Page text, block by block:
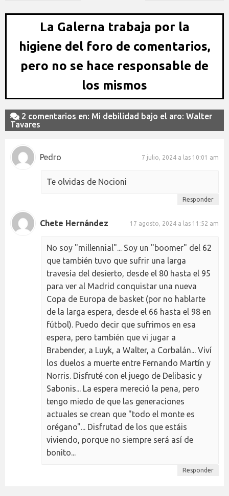
La Galerna trabaja por la
higiene del foro de comentarios,
pero no se hace responsable de
los mismos
2 comentarios en: Mi debilidad bajo el aro: Walter
Tavares
Pedro 7 julio, 2024 a las 10:01 am
Te olvidas de Nocioni
Responder
Chete Hernández 17 agosto, 2024 a las 11:52 am
No soy "millennial"... Soy un "boomer" del 62
que también tuvo que sufrir una larga
travesía del desierto, desde el 80 hasta el 95
para ver al Madrid conquistar una nueva
Copa de Europa de basket (por no hablarte
de la larga espera, desde el 66 hasta el 98 en
fútbol). Puedo decir que sufrimos en esa
espera, pero también que vi jugar a
Brabender, a Luyk, a Walter, a Corbalán... Viví
los duelos a muerte entre Fernando Martín y
Norris. Disfruté con el juego de Delibasic y
Sabonis... La espera mereció la pena, pero
tengo miedo de que las generaciones
actuales se crean que "todo el monte es
orégano"... Disfrutad de los que estáis
viviendo, porque no siempre será así de
bonito...
Responder